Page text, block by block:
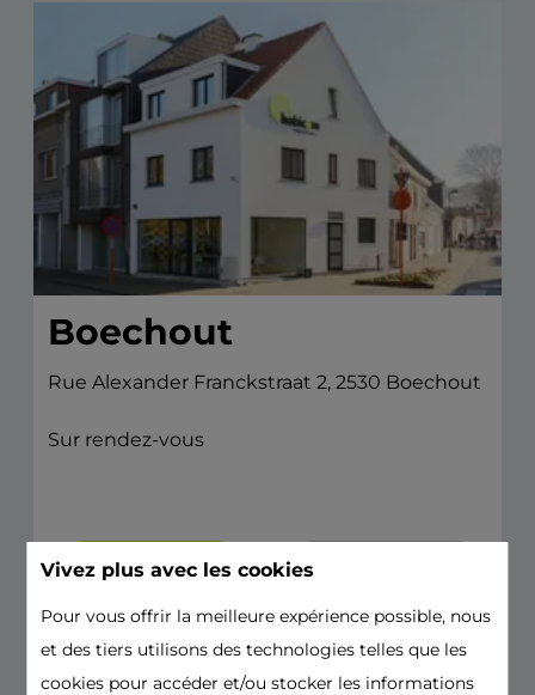
Vivez plus avec les cookies
Pour vous offrir la meilleure expérience possible, nous
et des tiers utilisons des technologies telles que les
cookies pour accéder et/ou stocker les informations
Boechout
Rue Alexander Franckstraat 2, 2530 Boechout
Sur rendez-vous
envoyez-nous